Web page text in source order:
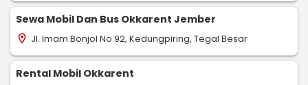
Sewa Mobil Dan Bus Okkarent Jember
location_on Jl. Imam Bonjol No.92, Kedungpiring, Tegal Besar
Rental Mobil Okkarent